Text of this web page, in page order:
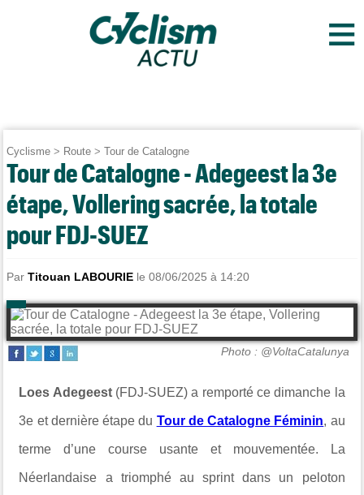
≡
Cyclisme > Route >Tour de Catalogne
Tour de Catalogne - Adegeest la 3e
étape, Vollering sacrée, la totale
pour FDJ-SUEZ
ParTitouan LABOURIE le 08/06/2025 à 14:20
Photo : @VoltaCatalunya
Loes Adegeest(FDJ-SUEZ) a remporté ce dimanche la
3e et dernière étape du Tour de Catalogne Féminin, au
terme d’une course usante et mouvementée. La
Néerlandaise a triomphé au sprint dans un peloton